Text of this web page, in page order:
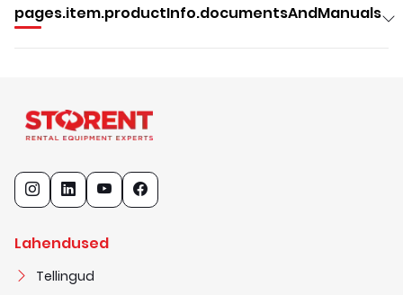
pages.item.productInfo.documentsAndManuals
Lahendused
Tellingud